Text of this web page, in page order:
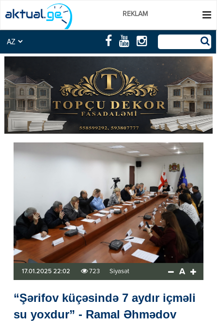
REKLAM
17.01.2025 22:02 723 Siyasət A
“Şərifov küçəsində 7 aydır içməli
su yoxdur” - Ramal Əhmədov